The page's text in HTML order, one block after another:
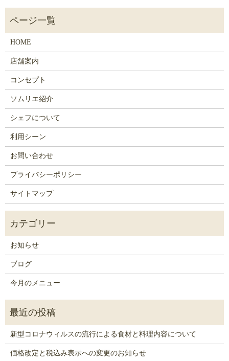
HOME
店舗案内
コンセプト
ソムリエ紹介
シェフについて
利用シーン
お問い合わせ
プライバシーポリシー
サイトマップ
お知らせ
ブログ
今月のメニュー
新型コロナウィルスの流行による食材と料理内容について
価格改定と税込み表示への変更のお知らせ